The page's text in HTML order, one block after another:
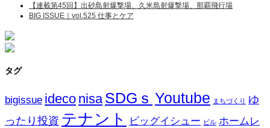
【連載第45回】出砂島射爆撃場、久米島射爆撃場、那覇飛行場
BIG ISSUE｜vol.525 仕事とケア
タグ
bigissue ideco nisa SDGｓ Youtube まちづくり ゆ
ったり投資 テナント ビッグイシュー ビル ホームレ